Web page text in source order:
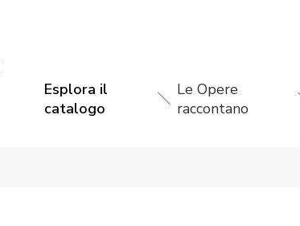
Esplora il
catalogo
Le Opere
raccontano